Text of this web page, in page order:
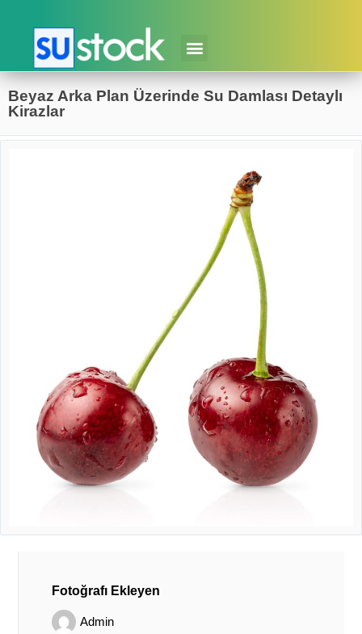
Beyaz Arka Plan Üzerinde Su Damlası Detaylı
Kirazlar
Fotoğrafı Ekleyen
Admin